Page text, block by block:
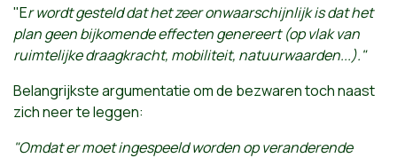
"Er wordt gesteld dat het zeer onwaarschijnlijk is dat het
plan geen bijkomende effecten genereert (op vlak van
ruimtelijke draagkracht, mobiliteit, natuurwaarden...)."
Belangrijkste argumentatie om de bezwaren toch naast
zich neer te leggen:
"Omdat er moet ingespeeld worden op veranderende